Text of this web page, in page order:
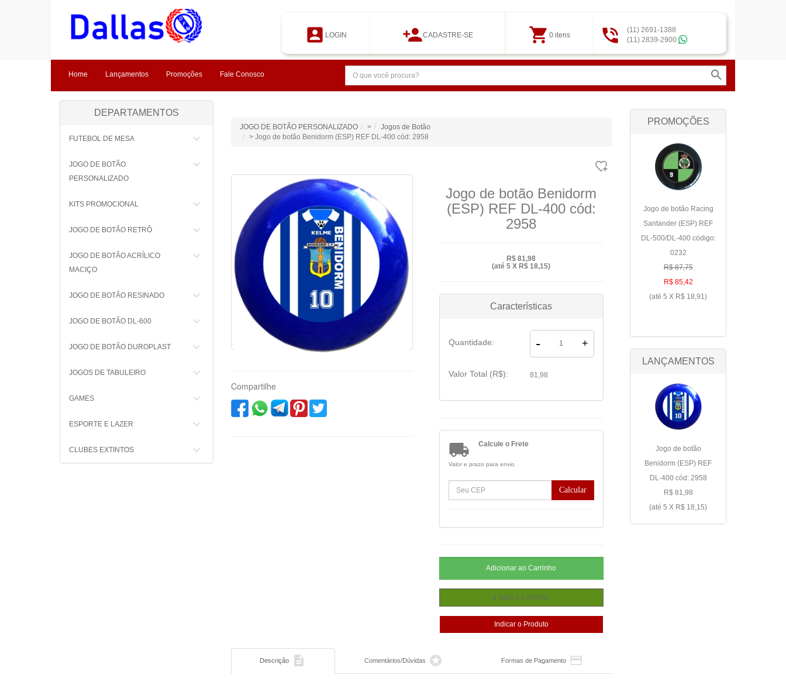
 LOGIN CADASTRE-SE shopping_cart 0 itens 
(11) 2691-1388
(11) 2839-2900
Home Lançamentos Promoções Fale Conosco search
DEPARTAMENTOS
FUTEBOL DE MESA keyboard_arrow_down
JOGO DE BOTÃO
PERSONALIZADO
keyboard_arrow_down
KITS PROMOCIONAL keyboard_arrow_down
JOGO DE BOTÃO RETRÔ keyboard_arrow_down
JOGO DE BOTÃO ACRÍLICO
MACIÇO
keyboard_arrow_down
JOGO DE BOTÃO RESINADO keyboard_arrow_down
JOGO DE BOTÃO DL-600 keyboard_arrow_down
JOGO DE BOTÃO DUROPLAST keyboard_arrow_down
JOGOS DE TABULEIRO keyboard_arrow_down
GAMES keyboard_arrow_down
ESPORTE E LAZER keyboard_arrow_down
CLUBES EXTINTOS keyboard_arrow_down
JOGO DE BOTÃO PERSONALIZADO >
Jogos de Botão
> Jogo de botão Benidorm (ESP) REF DL-400 cód: 2958
Compartilhe
Jogo de botão Benidorm
(ESP) REF DL-400 cód:
2958
R$ 81,98
(até5 X R$ 18,15)
Características
Quantidade: - +
Valor Total (R$): 81,98
 Calcule o Frete
Valor e prazo para envio
Calcular
Descrição  Comentários/Dúvidas  Formas de Pagamento 
PROMOÇÕES
Jogo de botão Racing
Santander (ESP) REF
DL-500/DL-400 código:
0232
R$ 87,75
R$ 85,42
(até 5 X R$ 18,91 )
LANÇAMENTOS
Jogo de botão
Benidorm (ESP) REF
DL-400 cód: 2958
R$ 81,98
(até 5 X R$ 18,15)